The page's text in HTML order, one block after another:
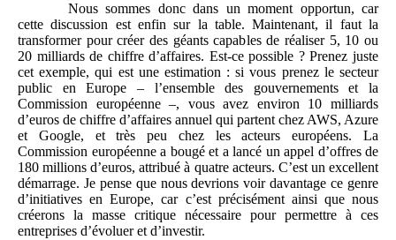
Nous sommes donc dans un moment opportun, car
cette discussion est enfin sur la table. Maintenant, il faut la
transformer pour créer des géants capables de réaliser 5, 10 ou
20 milliards de chiffre d’affaires. Est-ce possible ? Prenez juste
cet exemple, qui est une estimation : si vous prenez le secteur
public en Europe – l’ensemble des gouvernements et la
Commission européenne –, vous avez environ 10 milliards
d’euros de chiffre d’affaires annuel qui partent chez AWS, Azure
et Google, et très peu chez les acteurs européens. La
Commission européenne a bougé et a lancé un appel d’offres de
180 millions d’euros, attribué à quatre acteurs. C’est un excellent
démarrage. Je pense que nous devrions voir davantage ce genre
d’initiatives en Europe, car c’est précisément ainsi que nous
créerons la masse critique nécessaire pour permettre à ces
entreprises d’évoluer et d’investir.